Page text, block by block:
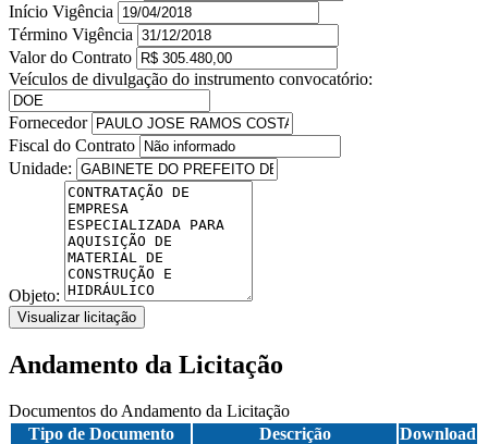
Início Vigência
Término Vigência
Valor do Contrato
Veículos de divulgação do instrumento convocatório:
Fornecedor
Fiscal do Contrato
Unidade:
Objeto:
Visualizar licitação
Andamento da Licitação
Documentos do Andamento da Licitação
Tipo de Documento
Descrição
Download